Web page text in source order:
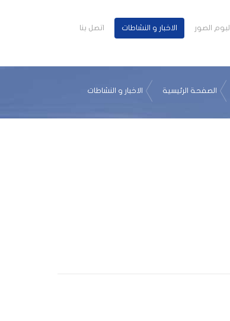
البوم الصور الاخبار و النشاطات اتصل بنا
الصفحة الرئيسية الاخبار و النشاطات